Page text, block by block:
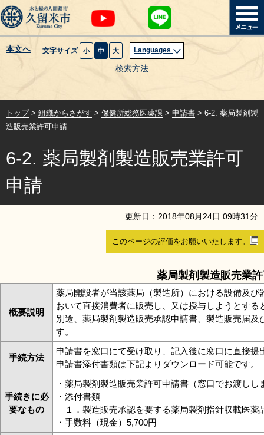
本文へ 文字サイズ 小 中 大 Languages
検索方法
暮らし・届出
健康・医療・福祉
観光魅力・イベント
創業・産業・ビジネス
組織から探す
利用ガイド
プライバシーポリシー
サイトについて
閉じる
トップ> 組織からさがす > 保健所総務医薬課 > 申請書 > 6-2. 薬局製剤製
造販売業許可申請
6-2. 薬局製剤製造販売業許可
申請
更新日： 2018年08月 24日 09時31分
このページの評価をお願いいたします。
薬局製剤製造販売業
概要説明
薬局開設者が当該薬局（製造所）における設備及
おいて直接消費者に販売し、又は授与しようとする
別途、薬局製剤製造販売承認申請書、製造販売届
す。
手続方法
申請書を窓口にて受け取り、記入後に窓口に直接提
申請書添付書類は下記よりダウンロード可能です。
手続きに必
要なもの
・薬局製剤製造販売業許可申請書（窓口でお渡しし
・添付書類
１．製造販売承認を要する薬局製剤指針収載医薬
・手数料（現金）5,700円